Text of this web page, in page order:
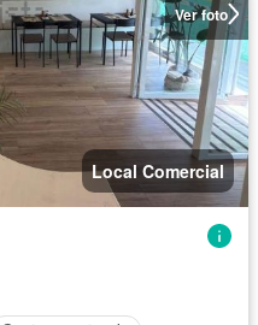
Ver foto
Local Comercial